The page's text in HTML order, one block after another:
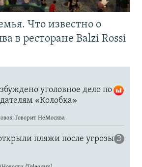
Что известно о
в ресторане Balzi Rossi